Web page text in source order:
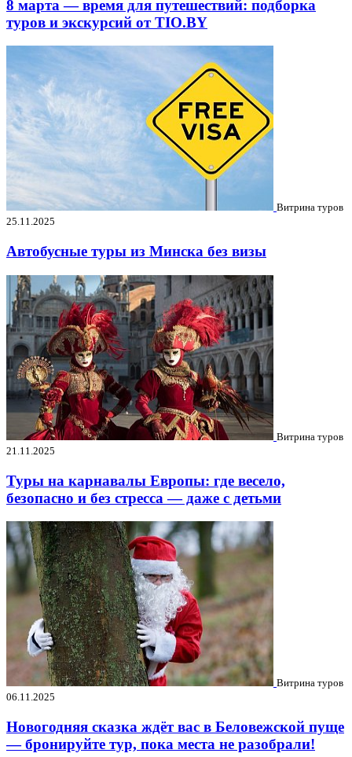
8 марта — время для путешествий: подборка
туров и экскурсий от TIO.BY
Витрина туров
25.11.2025
Автобусные туры из Минска без визы
Витрина туров
21.11.2025
Туры на карнавалы Европы: где весело,
безопасно и без стресса — даже с детьми
Витрина туров
06.11.2025
Новогодняя сказка ждёт вас в Беловежской пуще
— бронируйте тур, пока места не разобрали!